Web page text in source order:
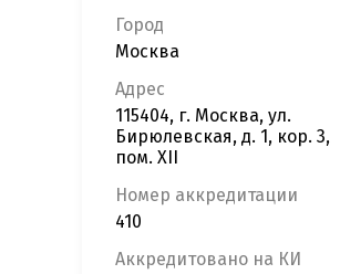
Город
Москва
Адрес
115404, г. Москва, ул.
Бирюлевская, д. 1, кор. 3,
пом. XII
Номер аккредитации
410
Аккредитовано на КИ